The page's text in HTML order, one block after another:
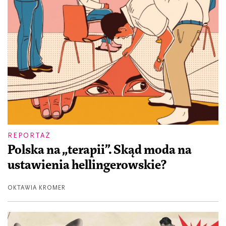
REPORTAŻ
Polska na „terapii”. Skąd moda na
ustawienia hellingerowskie?
OKTAWIA KROMER